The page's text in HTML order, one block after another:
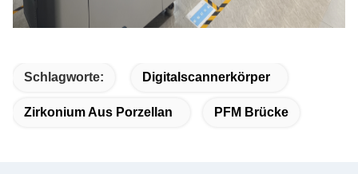
Schlagworte: Digitalscannerkörper
Zirkonium Aus Porzellan PFM Brücke